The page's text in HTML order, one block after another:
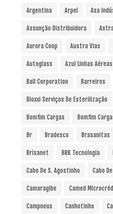
Argentina Arpel Asa
Assunção Distribuidora
Aurora Coop Austra Vias
Autoglass Azul Linhas Aéreas
Ball Corporation Barreiros
Bioxxi Serviços De Esterilização
Bomfim Cargas Bomfim
Br Bradesco Brasanitas
Brisanet BRK Tecnologia
Cabo De S. Agostinho Cabo
Camaragibe Camed
Campneus Canhotinho